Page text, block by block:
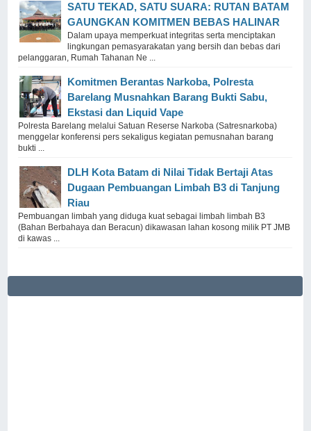
SATU TEKAD, SATU SUARA: RUTAN BATAM
GAUNGKAN KOMITMEN BEBAS HALINAR
Dalam upaya memperkuat integritas serta menciptakan
lingkungan pemasyarakatan yang bersih dan bebas dari
pelanggaran, Rumah Tahanan Ne ...
Komitmen Berantas Narkoba, Polresta
Barelang Musnahkan Barang Bukti Sabu,
Ekstasi dan Liquid Vape
Polresta Barelang melalui Satuan Reserse Narkoba (Satresnarkoba)
menggelar konferensi pers sekaligus kegiatan pemusnahan barang
bukti ...
DLH Kota Batam di Nilai Tidak Bertaji Atas
Dugaan Pembuangan Limbah B3 di Tanjung
Riau
Pembuangan limbah yang diduga kuat sebagai limbah limbah B3
(Bahan Berbahaya dan Beracun) dikawasan lahan kosong milik PT JMB
di kawas ...